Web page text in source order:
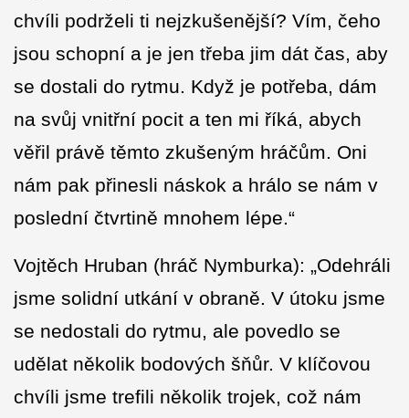
chvíli podrželi ti nejzkušenější? Vím, čeho
jsou schopní a je jen třeba jim dát čas, aby
se dostali do rytmu. Když je potřeba, dám
na svůj vnitřní pocit a ten mi říká, abych
věřil právě těmto zkušeným hráčům. Oni
nám pak přinesli náskok a hrálo se nám v
poslední čtvrtině mnohem lépe.“
Vojtěch Hruban (hráč Nymburka): „Odehráli
jsme solidní utkání v obraně. V útoku jsme
se nedostali do rytmu, ale povedlo se
udělat několik bodových šňůr. V klíčovou
chvíli jsme trefili několik trojek, což nám